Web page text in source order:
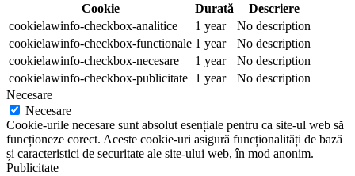
Cookie
Durată
Descriere
cookielawinfo-checkbox-analitice
1 year
No description
cookielawinfo-checkbox-functionale 1 year
No description
cookielawinfo-checkbox-necesare
1 year
No description
cookielawinfo-checkbox-publicitate 1 year
No description
Necesare
Necesare
Cookie-urile necesare sunt absolut esențiale pentru ca site-ul web să
funcționeze corect. Aceste cookie-uri asigură funcționalități de bază
și caracteristici de securitate ale site-ului web, în mod anonim.
Publicitate